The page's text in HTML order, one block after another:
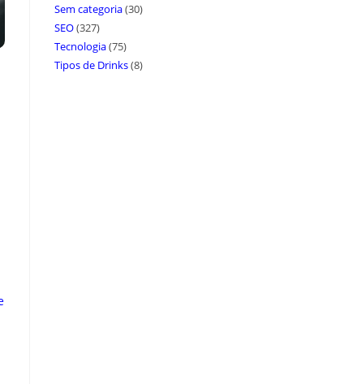
Sem categoria(30)
SEO(327)
Tecnologia(75)
Tipos de Drinks(8)